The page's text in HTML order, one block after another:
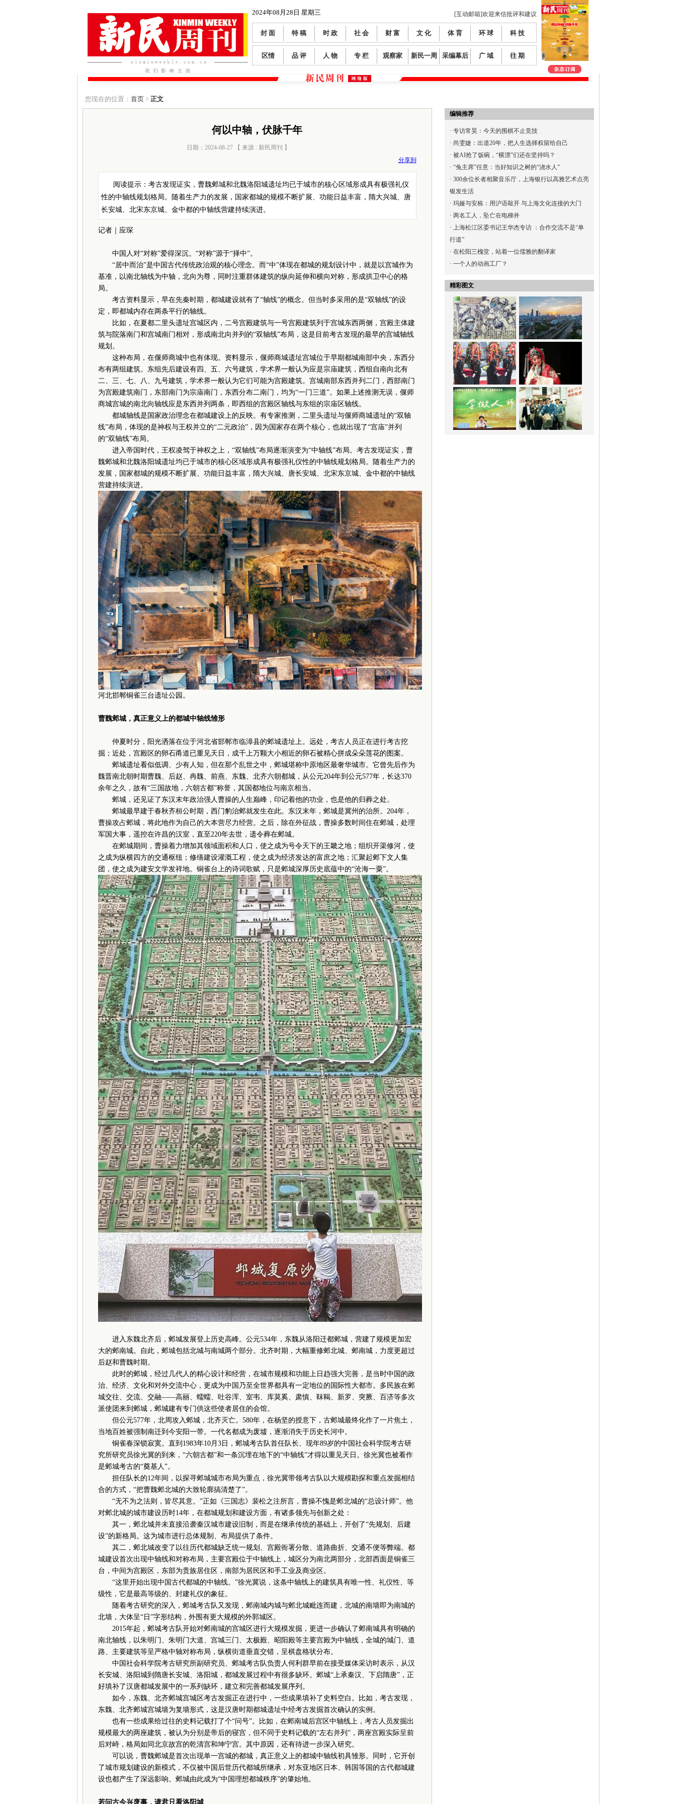
2024年08月28日 星期三 [互动邮箱]欢迎来信批评和建议
封 面 特 稿 时 政 社 会 财 富 文 化 体 育 环 球 科 技
区情 品 评 人 物 专 栏 观察家 新民一周 采编幕后 广 域 往 期
您现在的位置： 首页> 正文
何以中轴，伏脉千年
日期：2024-08-27 【 来源 : 新民周刊 】
分享到
阅读提示：考古发现证实，曹魏邺城和北魏洛阳城遗址均已于城市的核心区域形成具有极强礼仪
性的中轴线规划格局。随着生产力的发展，国家都城的规模不断扩展、功能日益丰富，隋大兴城、唐
长安城、北宋东京城、金中都的中轴线营建持续演进。
记者｜应琛
中国人对“对称”爱得深沉。“对称”源于“择中”。
“居中而治”是中国古代传统政治观的核心理念。而“中”体现在都城的规划设计中，就是以宫城作为
基准，以南北轴线为中轴，北向为尊，同时注重群体建筑的纵向延伸和横向对称，形成拱卫中心的格
局。
考古资料显示，早在先秦时期，都城建设就有了“轴线”的概念。但当时多采用的是“双轴线”的设
定，即都城内存在两条平行的轴线。
比如，在夏都二里头遗址宫城区内，二号宫殿建筑与一号宫殿建筑列于宫城东西两侧，宫殿主体建
筑与院落南门和宫城南门相对，形成南北向并列的“双轴线”布局，这是目前考古发现的最早的宫城轴线
规划。
这种布局，在偃师商城中也有体现。资料显示，偃师商城遗址宫城位于早期都城南部中央，东西分
布有两组建筑。东组先后建设有四、五、六号建筑，学术界一般认为应是宗庙建筑，西组自南向北有
二、三、七、八、九号建筑，学术界一般认为它们可能为宫殿建筑。宫城南部东西并列二门，西部南门
为宫殿建筑南门，东部南门为宗庙南门，东西分布二南门，均为“一门三道”。如果上述推测无误，偃师
商城宫城的南北向轴线应是东西并列两条，即西组的宫殿区轴线与东组的宗庙区轴线。
都城轴线是国家政治理念在都城建设上的反映。有专家推测，二里头遗址与偃师商城遗址的“双轴
线”布局，体现的是神权与王权并立的“二元政治”，因为国家存在两个核心，也就出现了“宫庙”并列
的“双轴线”布局。
进入帝国时代，王权凌驾于神权之上，“双轴线”布局逐渐演变为“中轴线”布局。考古发现证实，曹
魏邺城和北魏洛阳城遗址均已于城市的核心区域形成具有极强礼仪性的中轴线规划格局。随着生产力的
发展，国家都城的规模不断扩展、功能日益丰富，隋大兴城、唐长安城、北宋东京城、金中都的中轴线
营建持续演进。
河北邯郸铜雀三台遗址公园。
曹魏邺城，真正意义上的都城中轴线雏形
仲夏时分，阳光洒落在位于河北省邯郸市临漳县的邺城遗址上。远处，考古人员正在进行考古挖
掘；近处，宫殿区的卵石甬道已重见天日，成千上万颗大小相近的卵石被精心拼成朵朵莲花的图案。
邺城遗址看似低调、少有人知，但在那个乱世之中，邺城堪称中原地区最奢华城市。它曾先后作为
魏晋南北朝时期曹魏、后赵、冉魏、前燕、东魏、北齐六朝都城，从公元204年到公元577年，长达370
余年之久，故有“三国故地，六朝古都”称誉，其国都地位与南京相当。
邺城，还见证了东汉末年政治强人曹操的人生巅峰，印记着他的功业，也是他的归葬之处。
邺城最早建于春秋齐桓公时期，西门豹治邺就发生在此。东汉末年，邺城是冀州的治所。204年，
曹操攻占邺城，将此地作为自己的大本营尽力经营。之后，除在外征战，曹操多数时间住在邺城，处理
军国大事，遥控在许昌的汉室，直至220年去世，遗令葬在邺城。
在邺城期间，曹操着力增加其领域面积和人口，使之成为号令天下的王畿之地；组织开渠修河，使
之成为纵横四方的交通枢纽；修缮建设灌溉工程，使之成为经济发达的富庶之地；汇聚起邺下文人集
团，使之成为建安文学发祥地。铜雀台上的诗词歌赋，只是邺城深厚历史底蕴中的“沧海一粟”。
进入东魏北齐后，邺城发展登上历史高峰。公元534年，东魏从洛阳迁都邺城，营建了规模更加宏
大的邺南城。自此，邺城包括北城与南城两个部分。北齐时期，大幅重修邺北城、邺南城，力度更超过
后赵和曹魏时期。
此时的邺城，经过几代人的精心设计和经营，在城市规模和功能上日趋强大完善，是当时中国的政
治、经济、文化和对外交流中心，更成为中国乃至全世界都具有一定地位的国际性大都市。多民族在邺
城交往、交流、交融——高丽、蠕蠕、吐谷浑、室韦、库莫奚、肃慎、靺鞨、新罗、突厥、百济等多次
派使团来到邺城，邺城建有专门供这些使者居住的会馆。
但公元577年，北周攻入邺城，北齐灭亡。580年，在杨坚的授意下，古邺城最终化作了一片焦土，
当地百姓被强制南迁到今安阳一带。一代名都成为废墟，逐渐消失于历史长河中。
铜雀春深锁寂寞。直到1983年10月3日，邺城考古队首任队长、现年89岁的中国社会科学院考古研
究所研究员徐光冀的到来，“六朝古都”和一条沉埋在地下的“中轴线”才得以重见天日。徐光冀也被看作
是邺城考古的“奠基人”。
担任队长的12年间，以探寻邺城城市布局为重点，徐光冀带领考古队以大规模勘探和重点发掘相结
合的方式，“把曹魏邺北城的大致轮廓搞清楚了”。
“无不为之法则，皆尽其意。”正如《三国志》裴松之注所言，曹操不愧是邺北城的“总设计师”。他
对邺北城的城市建设历时14年，在都城规划和建设方面，有诸多领先与创新之处：
其一，邺北城并未直接沿袭秦汉城市建设旧制，而是在继承传统的基础上，开创了“先规划、后建
设”的新格局。这为城市进行总体规制、布局提供了条件。
其二，邺北城改变了以往历代都城缺乏统一规划、宫殿衙署分散、道路曲折、交通不便等弊端。都
城建设首次出现中轴线和对称布局，主要宫殿位于中轴线上，城区分为南北两部分，北部西面是铜雀三
台，中间为宫殿区，东部为贵族居住区，南部为居民区和手工业及商业区。
“这里开始出现中国古代都城的中轴线。”徐光冀说，这条中轴线上的建筑具有唯一性、礼仪性、等
级性，它是最高等级的、封建礼仪的象征。
随着考古研究的深入，邺城考古队又发现，邺南城内城与邺北城毗连而建，北城的南墙即为南城的
北墙，大体呈“日”字形结构，外围有更大规模的外郭城区。
2015年起，邺城考古队开始对邺南城的宫城区进行大规模发掘，更进一步确认了邺南城具有明确的
南北轴线，以朱明门、朱明门大道、宫城三门、太极殿、昭阳殿等主要宫殿为中轴线，全城的城门、道
路、主要建筑等呈严格中轴对称布局，纵横街道垂直交错，呈棋盘格状分布。
中国社会科学院考古研究所副研究员、邺城考古队负责人何利群早前在接受媒体采访时表示，从汉
长安城、洛阳城到隋唐长安城、洛阳城，都城发展过程中有很多缺环。邺城“上承秦汉、下启隋唐”，正
好填补了汉唐都城发展中的一系列缺环，建立和完善都城发展序列。
如今，东魏、北齐邺城宫城区考古发掘正在进行中，一些成果填补了史料空白。比如，考古发现，
东魏、北齐邺城宫城墙为复墙形式，这是汉唐时期都城遗址中经考古发掘首次确认的实例。
也有一些成果给过往的史料记载打了个“问号”。比如，在邺南城后宫区中轴线上，考古人员发掘出
规模最大的两座建筑，被认为分别是帝后的寝宫，但不同于史料记载的“左右并列”，两座宫殿实际呈前
后对峙，格局如同北京故宫的乾清宫和坤宁宫。其中原因，还有待进一步深入研究。
可以说，曹魏邺城是首次出现单一宫城的都城，真正意义上的都城中轴线初具雏形。同时，它开创
了城市规划建设的新模式，不仅被中国后世历代都城所继承，对东亚地区日本、韩国等国的古代都城建
设也都产生了深远影响。邺城由此成为“中国理想都城秩序”的肇始地。
若问古今兴废事，请君只看洛阳城
编辑推荐
· 专访常昊：今天的围棋不止竞技
· 尚雯婕：出道20年，把人生选择权留给自己
· 被AI抢了饭碗，“横漂”们还在坚持吗？
· “兔主席”任意：当好知识之树的“浇水人”
· 300余位长者相聚音乐厅，上海银行以高雅艺术点亮
银发生活
· 玛娅与安栋：用沪语敲开 与上海文化连接的大门
· 两名工人，坠亡在电梯井
· 上海松江区委书记王华杰专访 ：合作交流不是“单
行道”
· 在松阳三槐堂，站着一位儒雅的翻译家
· 一个人的动画工厂？
精彩图文